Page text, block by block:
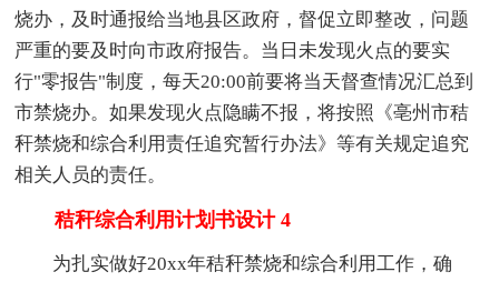
烧办，及时通报给当地县区政府，督促立即整改，问题
严重的要及时向市政府报告。当日未发现火点的要实
行"零报告"制度，每天20:00前要将当天督查情况汇总到
市禁烧办。如果发现火点隐瞒不报，将按照《亳州市秸
秆禁烧和综合利用责任追究暂行办法》等有关规定追究
相关人员的责任。
秸秆综合利用计划书设计 4
为扎实做好20xx年秸秆禁烧和综合利用工作，确